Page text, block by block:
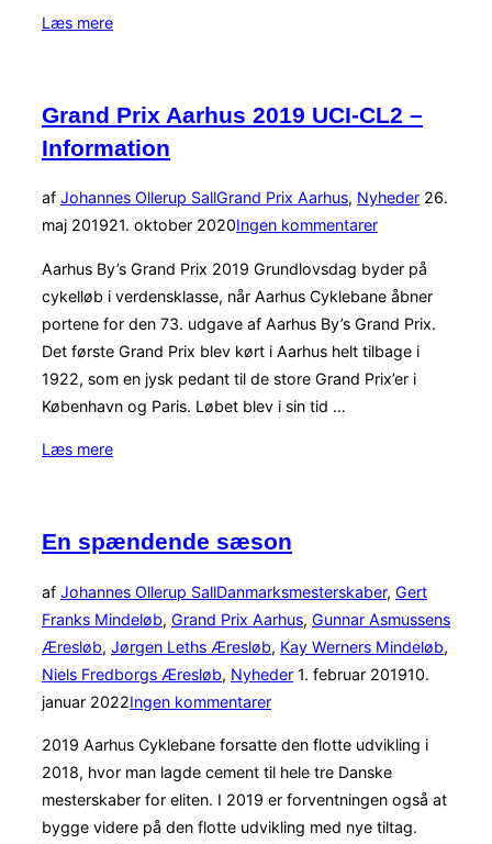
Læs mere“Grand
2019
UCI-
CL2
Grand Prix Aarhus 2019 UCI-CL2 –
Information
af Johannes Ollerup SallGrand Prix Aarhus, NyhederUdgivet
26.
maj 201921. oktober 2020Ingen kommentarer
Aarhus By’s Grand Prix 2019 Grundlovsdag byder på
cykelløb i verdensklasse, når Aarhus Cyklebane åbner
portene for den 73. udgave af Aarhus By’s Grand Prix.
Det første Grand Prix blev kørt i Aarhus helt tilbage i
1922, som en jysk pedant til de store Grand Prix’er i
København og Paris. Løbet blev i sin tid …
Læs mere“Grand
UCI-
CL2
–
Information”
En spændende sæson
af Johannes Ollerup SallDanmarksmesterskaber, Gert
Franks Mindeløb, Grand Prix Aarhus, Gunnar Asmussens
Æresløb, Jørgen Leths Æresløb, Kay Werners Mindeløb,
Niels Fredborgs Æresløb, NyhederUdgivet
1. februar 201910.
januar 2022Ingen kommentarer
2019 Aarhus Cyklebane forsatte den flotte udvikling i
2018, hvor man lagde cement til hele tre Danske
mesterskaber for eliten. I 2019 er forventningen også at
bygge videre på den flotte udvikling med nye tiltag.